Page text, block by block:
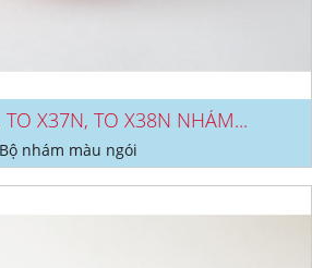
X37N, TO X38N NHÁM...
Bộ nhám màu ngói